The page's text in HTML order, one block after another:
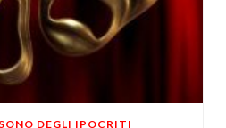
DEGLI IPOCRITI